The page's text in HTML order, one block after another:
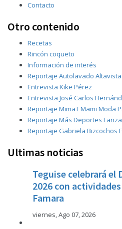
Contacto
Otro contenido
Recetas
Rincón coqueto
Información de interés
Reportaje Autolavado Altavista
Entrevista Kike Pérez
Entrevista José Carlos
Reportaje MimaT Mami Moda
Reportaje Más Deportes
Reportaje Gabriela Bizcochos
Ultimas noticias
Teguise celebrará el
2026 con
Famara
viernes, Ago 07, 2026